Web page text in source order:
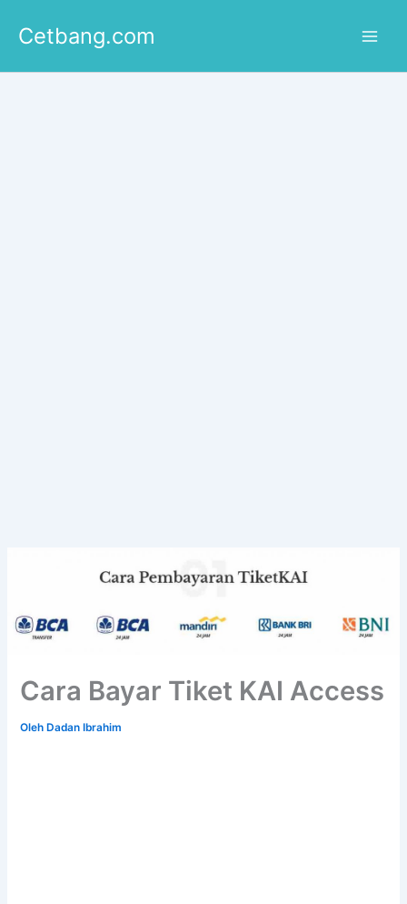
Cetbang.com
Cara Bayar Tiket KAI Access
OlehDadan Ibrahim